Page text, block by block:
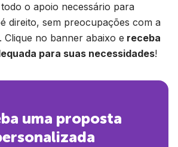
o apoio necessário para
direito, sem preocupações com a
no banner abaixo e receba
para suas necessidades!
uma proposta